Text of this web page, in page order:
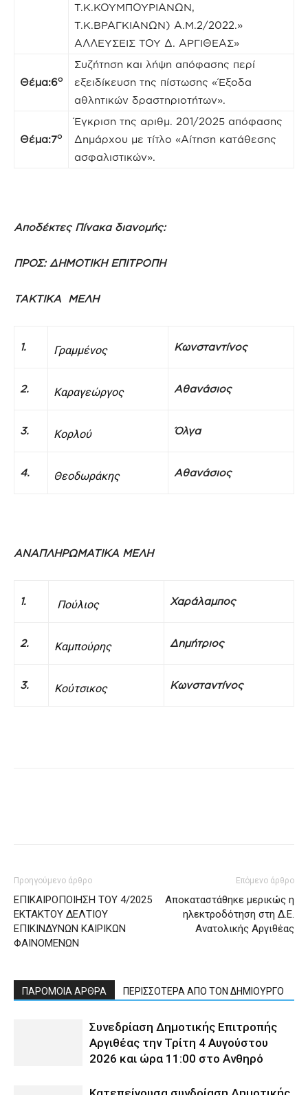
Τ.Κ.ΚΟΥΜΠΟΥΡΙΑΝΩΝ,
Τ.Κ.ΒΡΑΓΚΙΑΝΩΝ) Α.Μ.2/2022.»
ΑΛΛΕΥΣΕΙΣ ΤΟΥ Δ. ΑΡΓΙΘΕΑΣ»
Θέμα:6ο
Συζήτηση και λήψη απόφασης περί
εξειδίκευση της πίστωσης «Έξοδα
αθλητικών δραστηριοτήτων».
Θέμα:7ο
Έγκριση της αριθμ. 201/2025 απόφασης
Δημάρχου με τίτλο «Αίτηση κατάθεσης
ασφαλιστικών».
Αποδέκτες Πίνακα διανομής:
ΠΡΟΣ: ΔΗΜΟΤΙΚΗ ΕΠΙΤΡΟΠΗ
ΤΑΚΤΙΚΑ ΜΕΛΗ
1. Γραμμένος Κωνσταντίνος
2. Καραγεώργος Αθανάσιος
3. Κορλού Όλγα
4. Θεοδωράκης Αθανάσιος
ΑΝΑΠΛΗΡΩΜΑΤΙΚΑ ΜΕΛΗ
1. Πούλιος Χαράλαμπος
2. Καμπούρης Δημήτριος
3. Κούτσικος Κωνσταντίνος
Προηγούμενο άρθρο
ΕΠΙΚΑΙΡΟΠΟΙΗΣΗ ΤΟΥ 4/2025
ΕΚΤΑΚΤΟΥ ΔΕΛΤΙΟΥ
ΕΠΙΚΙΝΔΥΝΩΝ ΚΑΙΡΙΚΩΝ
ΦΑΙΝΟΜΕΝΩΝ
Επόμενο άρθρο
Αποκαταστάθηκε μερικώς η
ηλεκτροδότηση στη Δ.Ε.
Ανατολικής Αργιθέας
ΠΑΡΟΜΟΙΑ ΑΡΘΡΑ ΠΕΡΙΣΣΟΤΕΡΑ ΑΠΟ ΤΟΝ ΔΗΜΙΟΥΡΓΟ
Συνεδρίαση Δημοτικής Επιτροπής
Αργιθέας την Τρίτη 4 Αυγούστου
2026 και ώρα 11:00 στο Ανθηρό